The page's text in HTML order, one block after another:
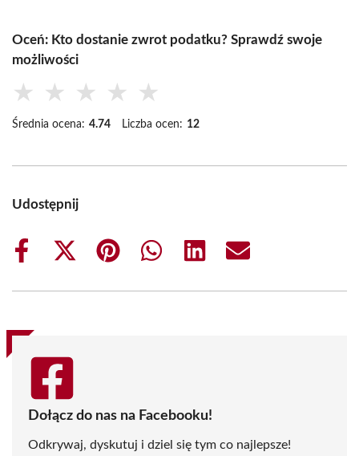
Oceń: Kto dostanie zwrot podatku? Sprawdź swoje
możliwości
★ ★ ★ ★ ★
Średnia ocena: 4.74 Liczba ocen: 12
Udostępnij
Share
Share
(Twitter)
Share
Share
Share
Share
Dołącz do nas na Facebooku!
Odkrywaj, dyskutuj i dziel się tym co najlepsze!